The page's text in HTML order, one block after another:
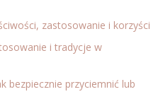
zastosowanie i korzyści
i tradycje w
bezpiecznie przyciemnić lub